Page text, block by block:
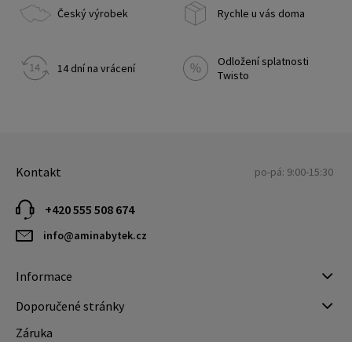
Český výrobek Rychle u vás doma
14 dní na vrácení
Odložení splatnosti
Twisto
Kontakt po-pá: 9:00-15:30
+420 555 508 674
info@aminabytek.cz
Informace
Doporučené stránky
Záruka